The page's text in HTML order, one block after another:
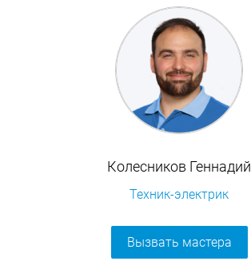
Колесников Геннадий
Техник-электрик
Вызвать мастера